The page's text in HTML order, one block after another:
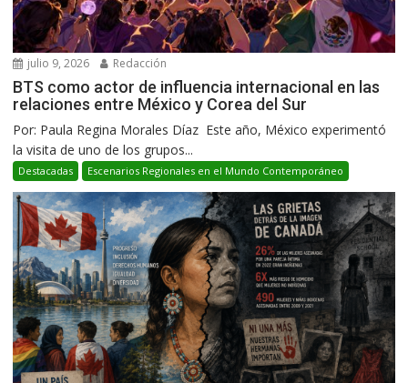
julio 9, 2026 Redacción
BTS como actor de influencia internacional en las
relaciones entre México y Corea del Sur
Por: Paula Regina Morales Díaz Este año, México experimentó
la visita de uno de los grupos...
Destacadas Escenarios Regionales en el Mundo Contemporáneo